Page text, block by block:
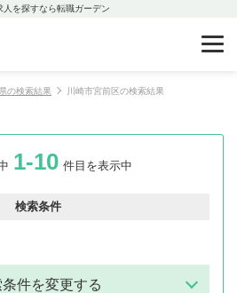
人を探すなら転職ガーデン
の検索結果 川崎市宮前区の検索結果
1-10 件目を表示中
検索条件
件を変更する